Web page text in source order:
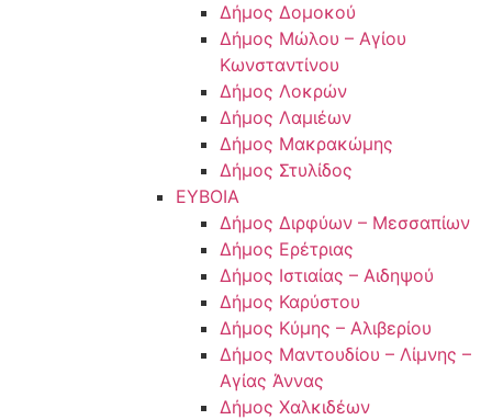
Δήμος Δομοκού
Δήμος Μώλου – Αγίου
Κωνσταντίνου
Δήμος Λοκρών
Δήμος Λαμιέων
Δήμος Μακρακώμης
Δήμος Στυλίδος
ΕΥΒΟΙΑ
Δήμος Διρφύων – Μεσσαπίων
Δήμος Ερέτριας
Δήμος Ιστιαίας – Αιδηψού
Δήμος Καρύστου
Δήμος Κύμης – Αλιβερίου
Δήμος Μαντουδίου – Λίμνης –
Αγίας Άννας
Δήμος Χαλκιδέων